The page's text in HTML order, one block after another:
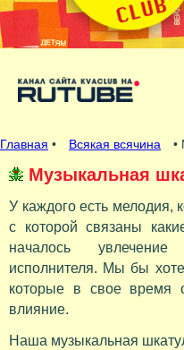
Главная • Всякая всячина •
Музыкальная
У каждого есть мелодия,
с которой связаны
началось увлечение
исполнителя. Мы бы
которые в свое время
влияние.
Наша музыкальная